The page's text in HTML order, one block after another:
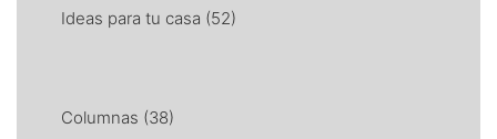
Ideas para tu casa (52)
Columnas (38)